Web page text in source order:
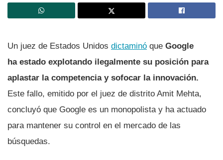
Un juez de Estados Unidos dictaminó que Google
ha estado explotando ilegalmente su posición para
aplastar la competencia y sofocar la innovación.
Este fallo, emitido por el juez de distrito Amit Mehta,
concluyó que Google es un monopolista y ha actuado
para mantener su control en el mercado de las
búsquedas.